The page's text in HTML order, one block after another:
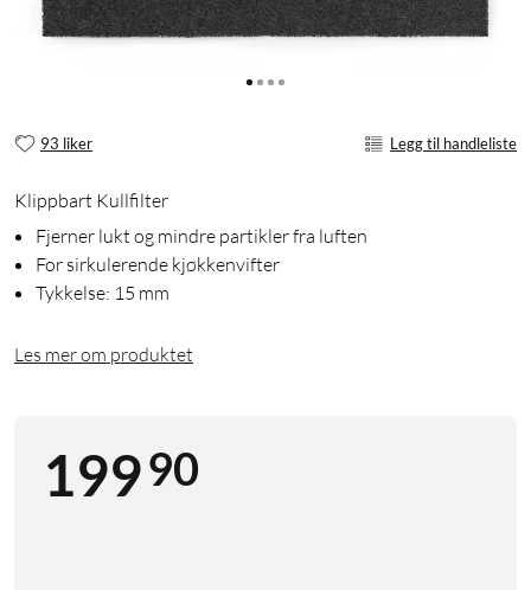
93 liker Legg til handleliste
Klippbart Kullfilter
Fjerner lukt og mindre partikler fra luften
For sirkulerende kjøkkenvifter
Tykkelse: 15 mm
Les mer om produktet
19990